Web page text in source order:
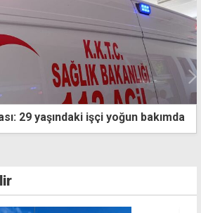
29 yaşındaki işçi yoğun bakımda